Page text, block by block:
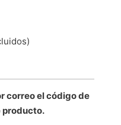
correo el código de
producto.